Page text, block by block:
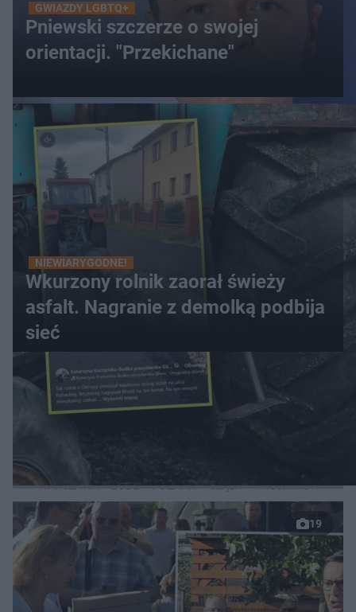
GWIAZDY LGBTQ+
Pniewski szczerze o swojej
orientacji. "Przekichane"
NIEWIARYGODNE!
Wkurzony rolnik zaorał świeży
asfalt. Nagranie z demolką podbija
sieć
WIĘCEJ
LOKALNE
WARSZAWA ŁÓDŹ POZNAŃ ŚLĄSK TRÓJMIASTO
19